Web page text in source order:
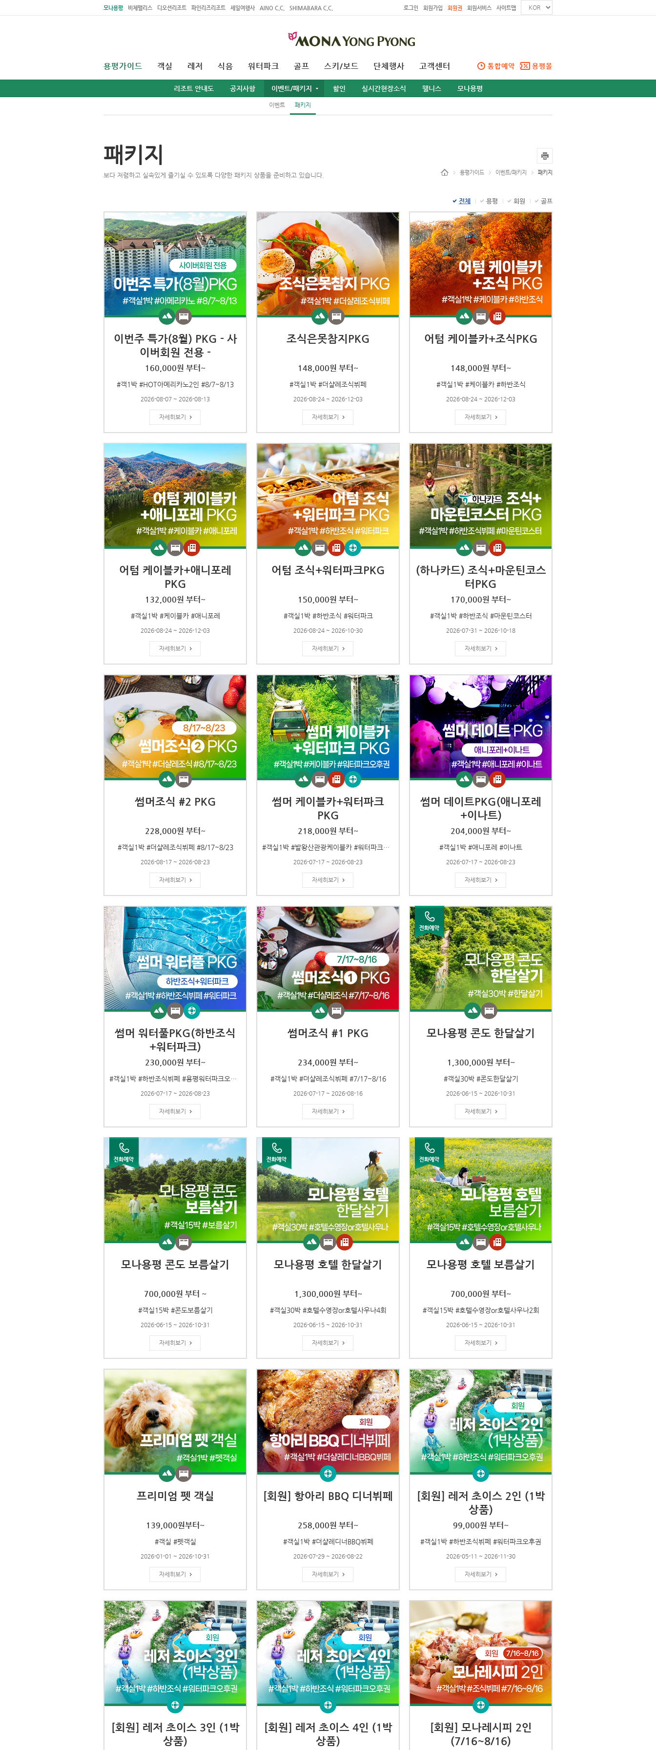
모나용평 비체팰리스 디오션리조트 파인리즈리조트 세일여행사 AINO C.C. SHIMABARA C.C. 로그인 회원가입 회원권 회원서비스 사이트맵
용평가이드
리조트 안내도 공지사항 이벤트/패키지
이벤트 패키지
할인 실시간현장소식 웰니스 모나용평
객실 레저 식음 워터파크 골프 스키/보드 단체행사 고객센터 통합예약 용평몰
패키지
보다 저렴하고 실속있게 즐기실 수 있도록 다양한 패키지 상품을 준비하고 있습니다. 용평가이드 이벤트/패키지 패키지
전체 용평 회원 골프
이번주 특가(8월) PKG - 사
이버회원 전용 -
160,000원 부터~
#객1박 #HOT아메리카노2인 #8/7~8/13
2026-08-07 ~ 2026-08-13
자세히보기
조식은못참지PKG
148,000원 부터~
#객실1박 #더샬레조식뷔페
2026-08-24 ~ 2026-12-03
자세히보기
어텀 케이블카+조식PKG
148,000원 부터~
#객실1박 #케이블카 #하반조식
2026-08-24 ~ 2026-12-03
자세히보기
어텀 케이블카+애니포레
PKG
132,000원 부터~
#객실1박 #케이블카 #애니포레
2026-08-24 ~ 2026-12-03
자세히보기
어텀 조식+워터파크PKG
150,000원 부터~
#객실1박 #하반조식 #워터파크
2026-08-24 ~ 2026-10-30
자세히보기
(하나카드) 조식+마운틴코스
터PKG
170,000원 부터~
#객실1박 #하반조식 #마운틴코스터
2026-07-31 ~ 2026-10-18
자세히보기
썸머조식 #2 PKG
228,000원 부터~
#객실1박 #더샬레조식뷔페 #8/17~8/23
2026-08-17 ~ 2026-08-23
자세히보기
썸머 케이블카+워터파크
PKG
218,000원 부터~
#객실1박 #발왕산관광케이블카 #워터파크오후권
2026-07-17 ~ 2026-08-23
자세히보기
썸머 데이트PKG(애니포레
+이나트)
204,000원 부터~
#객실1박 #애니포레 #이나트
2026-07-17 ~ 2026-08-23
자세히보기
썸머 워터풀PKG(하반조식
+워터파크)
230,000원 부터~
#객실1박 #하반조식뷔페 #용평워터파크오후권
2026-07-17 ~ 2026-08-23
자세히보기
썸머조식 #1 PKG
234,000원 부터~
#객실1박 #더샬레조식뷔페 #7/17~8/16
2026-07-17 ~ 2026-08-16
자세히보기
모나용평 콘도 한달살기
1,300,000원 부터~
#객실30박 #콘도한달살기
2026-06-15 ~ 2026-10-31
자세히보기
모나용평 콘도 보름살기
700,000원 부터 ~
#객실15박 #콘도보름살기
2026-06-15 ~ 2026-10-31
자세히보기
모나용평 호텔 한달살기
1,300,000원 부터~
#객실30박 #호텔수영장or호텔사우나4회
2026-06-15 ~ 2026-10-31
자세히보기
모나용평 호텔 보름살기
700,000원 부터~
#객실15박 #호텔수영장or호텔사우나2회
2026-06-15 ~ 2026-10-31
자세히보기
프리미엄 펫 객실
139,000원부터~
#객실 #펫객실
2026-01-01 ~ 2026-10-31
자세히보기
[회원] 항아리 BBQ 디너뷔페
258,000원 부터~
#객실1박 #더샬레디너BBQ뷔페
2026-07-29 ~ 2026-08-22
자세히보기
[회원] 레저 초이스 2인 (1박
상품)
99,000원 부터~
#객실1박 #하반조식뷔페 #워터파크오후권
2026-05-11 ~ 2026-11-30
자세히보기
[회원] 레저 초이스 3인 (1박
상품)
[회원] 레저 초이스 4인 (1박
상품)
[회원] 모나레시피 2인
(7/16~8/16)